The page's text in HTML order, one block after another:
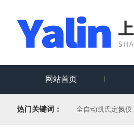
网站首页
热门关键词： 全自动凯氏定氮仪